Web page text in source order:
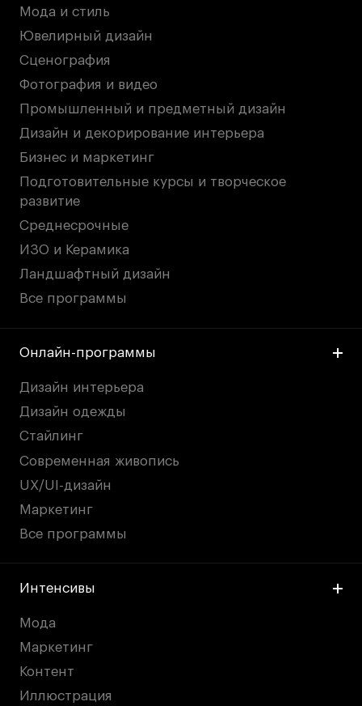
Мода и стиль
Ювелирный дизайн
Сценография
Фотография и видео
Промышленный и предметный дизайн
Дизайн и декорирование интерьера
Бизнес и маркетинг
Подготовительные курсы и творческое
развитие
Среднесрочные
ИЗО и Керамика
Ландшафтный дизайн
Все программы
Онлайн-программы
Дизайн интерьера
Дизайн одежды
Стайлинг
Современная живопись
UX/UI-дизайн
Маркетинг
Все программы
Интенсивы
Мода
Маркетинг
Контент
Иллюстрация